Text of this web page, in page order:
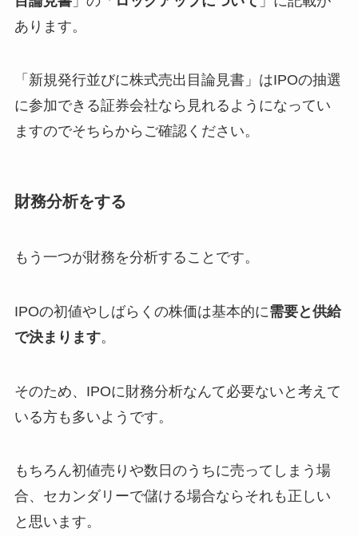
あります。
「新規発行並びに株式売出目論見書」はIPOの抽選
に参加できる証券会社なら見れるようになってい
ますのでそちらからご確認ください。
財務分析をする
もう一つが財務を分析することです。
IPOの初値やしばらくの株価は基本的に需要と供給
で決まります。
そのため、IPOに財務分析なんて必要ないと考えて
いる方も多いようです。
もちろん初値売りや数日のうちに売ってしまう場
合、セカンダリーで儲ける場合ならそれも正しい
と思います。